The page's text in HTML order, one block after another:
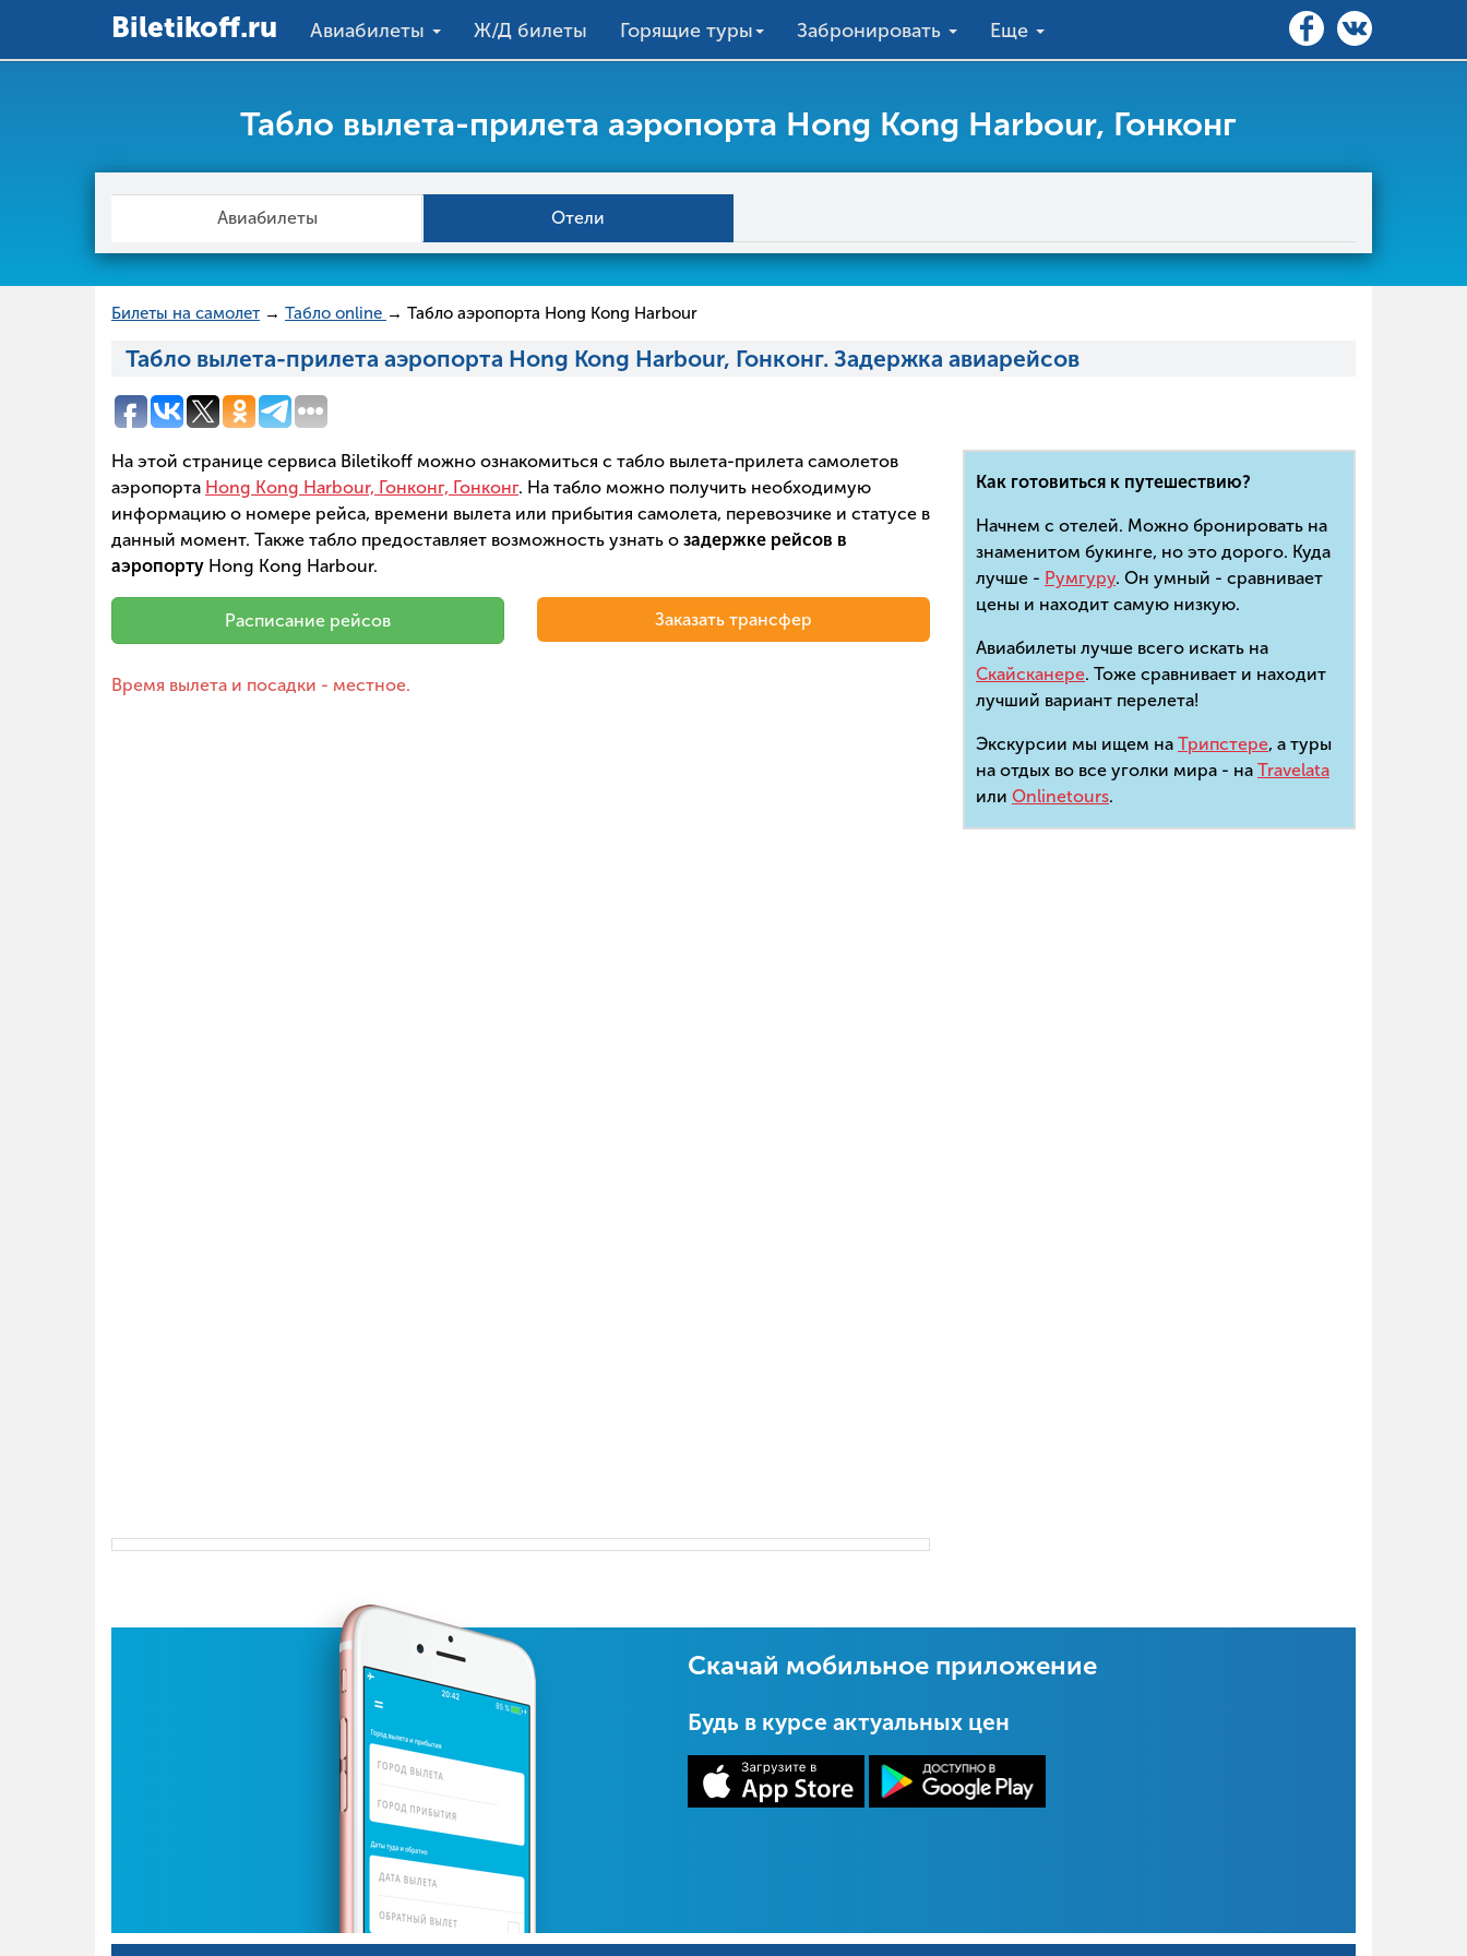
Вiletikoff.ru Авиабилеты Ж/Д билеты Горящие туры Забронировать Еще
Табло вылета-прилета аэропорта Hong Kong Harbour, Гонконг
Авиабилеты Отели
Билеты на самолет → Табло online → Табло аэропорта Hong Kong Harbour
Табло вылета-прилета аэропорта Hong Kong Harbour, Гонконг. Задержка авиарейсов
На этой странице сервиса Biletikoff можно ознакомиться с табло вылета-прилета самолетов
аэропорта Hong Kong Harbour, Гонконг, Гонконг. На табло можно получить необходимую
информацию о номере рейса, времени вылета или прибытия самолета, перевозчике и статусе в
данный момент. Также табло предоставляет возможность узнать о задержке рейсов в
аэропорту Hong Kong Harbour.
Расписание рейсов Заказать трансфер
Время вылета и посадки - местное.
Как готовиться к путешествию?
Начнем с отелей. Можно бронировать на
знаменитом букинге, но это дорого. Куда
лучше - Румгуру. Он умный - сравнивает
цены и находит самую низкую.
Авиабилеты лучше всего искать на
Скайсканере. Тоже сравнивает и находит
лучший вариант перелета!
Экскурсии мы ищем на Трипстере, а туры
на отдых во все уголки мира - на Travelata
или Onlinetours.
Скачай мобильное приложение
Будь в курсе актуальных цен